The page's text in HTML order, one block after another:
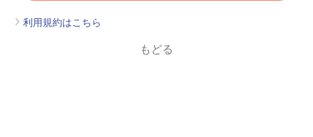
利用規約はこちら
もどる